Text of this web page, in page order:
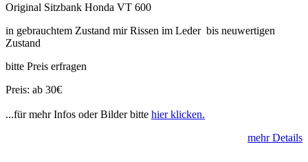
Original Sitzbank Honda VT 600
in gebrauchtem Zustand mir Rissen im Leder bis neuwertigen
Zustand
bitte Preis erfragen
Preis: ab 30€
...für mehr Infos oder Bilder bitte hier klicken.
mehr Details